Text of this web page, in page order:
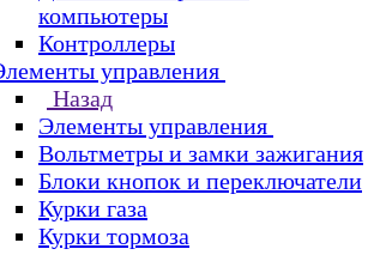
компьютеры
Контроллеры
управления
Назад
Элементы управления
Вольтметры и замки зажигания
Блоки кнопок и переключатели
Курки газа
Курки тормоза